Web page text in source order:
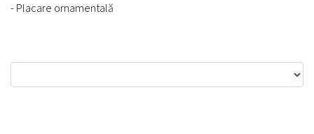
- Placare ornamentală